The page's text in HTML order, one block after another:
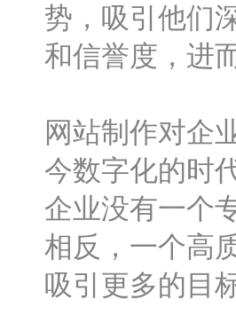
势，吸引他们
和信誉度，进
网站制作对企
今数字化的时
企业没有一个
相反，一个高
吸引更多的目